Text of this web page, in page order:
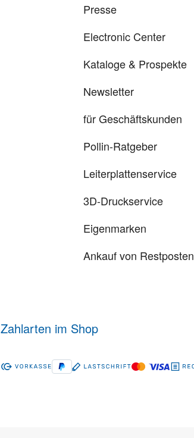
Presse
Electronic Center
Kataloge & Prospekte
Newsletter
für Geschäftskunden
Pollin-Ratgeber
Leiterplattenservice
3D-Druckservice
Eigenmarken
Ankauf von Restposten
Zahlarten im Shop